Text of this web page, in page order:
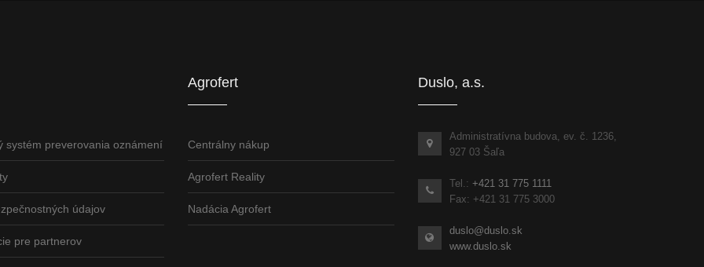
systém preverovania oznámení
údajov
pre partnerov
Agrofert
Centrálny nákup
Agrofert Reality
Nadácia Agrofert
Duslo, a.s.
Administratívna budova, ev. č. 1236,
927 03 Šaľa
Tel.: +421 31 775 1111
Fax: +421 31 775 3000
duslo@duslo.sk
www.duslo.sk